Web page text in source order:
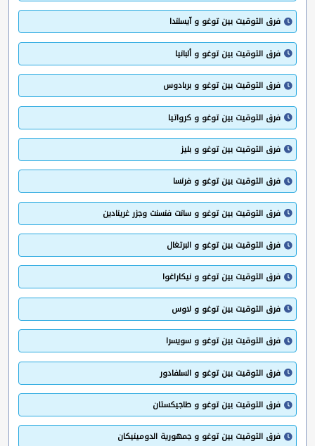
فرق التوقيت بين توغو و آيسلندا
فرق التوقيت بين توغو و ألبانيا
فرق التوقيت بين توغو و بربادوس
فرق التوقيت بين توغو و كرواتيا
فرق التوقيت بين توغو و بليز
فرق التوقيت بين توغو و فرنسا
فرق التوقيت بين توغو و سانت فنسنت وجزر غرينادين
فرق التوقيت بين توغو و البرتغال
فرق التوقيت بين توغو و نيكاراغوا
فرق التوقيت بين توغو و لاوس
فرق التوقيت بين توغو و سويسرا
فرق التوقيت بين توغو و السلفادور
فرق التوقيت بين توغو و طاجيكستان
فرق التوقيت بين توغو و جمهورية الدومينيكان